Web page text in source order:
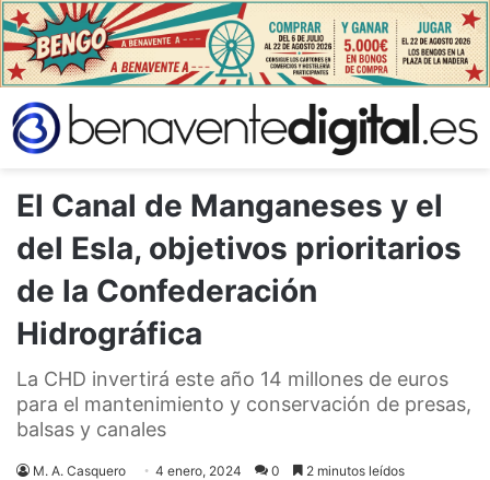
El Canal de Manganeses y el
del Esla, objetivos prioritarios
de la Confederación
Hidrográfica
La CHD invertirá este año 14 millones de euros
para el mantenimiento y conservación de presas,
balsas y canales
M. A. Casquero 4 enero, 2024 0 2 minutos leídos